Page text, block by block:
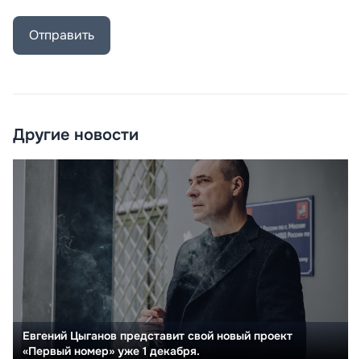
Отправить
Другие новости
Евгений Цыганов представит свой новый проект
«Первый номер» уже 1 декабря.